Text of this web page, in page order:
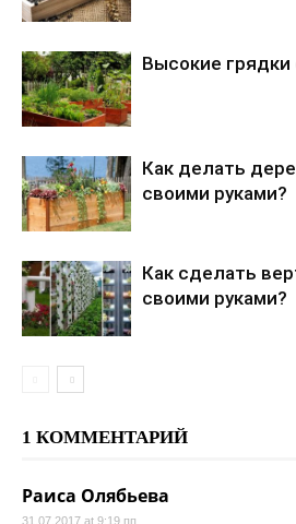
т
и
к
а
ь
н
ы
т
е
п
Высокие грядки
Как делать
своими руками?
Как сделать
своими руками?
1 КОММЕНТАРИЙ
Раиса Олябьева
31.07.2017 at 9:19 пп